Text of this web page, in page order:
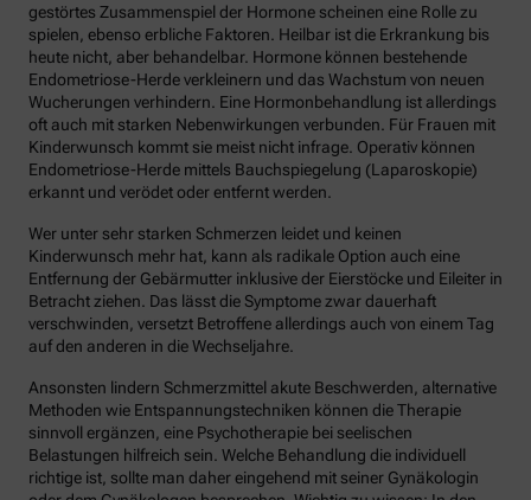
gestörtes Zusammenspiel der Hormone scheinen eine Rolle zu
spielen, ebenso erbliche Faktoren. Heilbar ist die Erkrankung bis
heute nicht, aber behandelbar. Hormone können bestehende
Endometriose-Herde verkleinern und das Wachstum von neuen
Wucherungen verhindern. Eine Hormonbehandlung ist allerdings
oft auch mit starken Nebenwirkungen verbunden. Für Frauen mit
Kinderwunsch kommt sie meist nicht infrage. Operativ können
Endometriose-Herde mittels Bauchspiegelung (Laparoskopie)
erkannt und verödet oder entfernt werden.
Wer unter sehr starken Schmerzen leidet und keinen
Kinderwunsch mehr hat, kann als radikale Option auch eine
Entfernung der Gebärmutter inklusive der Eierstöcke und Eileiter in
Betracht ziehen. Das lässt die Symptome zwar dauerhaft
verschwinden, versetzt Betroffene allerdings auch von einem Tag
auf den anderen in die Wechseljahre.
Ansonsten lindern Schmerzmittel akute Beschwerden, alternative
Methoden wie Entspannungstechniken können die Therapie
sinnvoll ergänzen, eine Psychotherapie bei seelischen
Belastungen hilfreich sein. Welche Behandlung die individuell
richtige ist, sollte man daher eingehend mit seiner Gynäkologin